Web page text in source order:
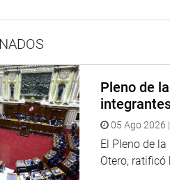
(UIF), Migraciones y las
de los sistemas de
para las investigaciones, y
y de inteligencia.
que la implementación de
frente al terrorismo y el
democrática y el desarrollo del
E IMAGEN
Pleno de
05 Ago 2026
El Pleno de
Otero, ratificó